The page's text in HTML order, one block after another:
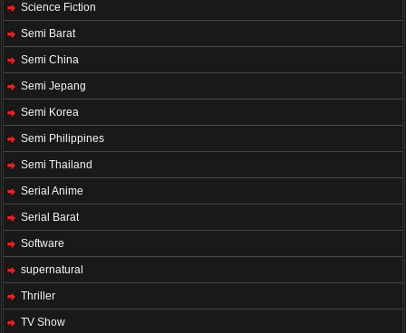
Science Fiction
Semi Barat
Semi China
Semi Jepang
Semi Korea
Semi Philippines
Semi Thailand
Serial Anime
Serial Barat
Software
supernatural
Thriller
TV Show